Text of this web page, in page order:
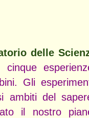
delle
Gli
ambiti del
il nostro